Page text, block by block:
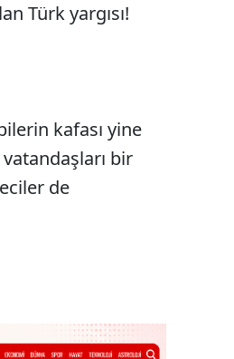
Türk yargısı!
kafası yine
vatandaşları bir
de